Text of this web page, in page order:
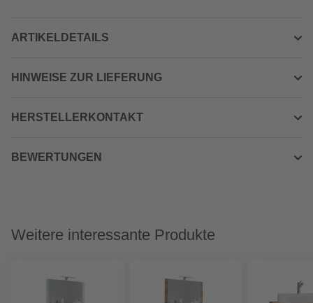
ARTIKELDETAILS
HINWEISE ZUR LIEFERUNG
HERSTELLERKONTAKT
BEWERTUNGEN
Weitere interessante Produkte